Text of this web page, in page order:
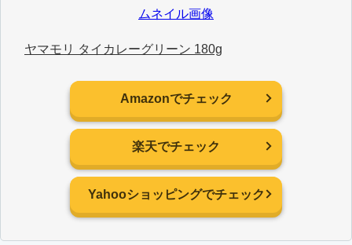
ヤマモリ タイカレーグリーン 180g
Amazonでチェック
楽天でチェック
Yahooショッピングでチェック